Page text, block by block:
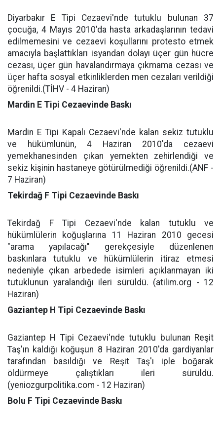
Diyarbakır E Tipi Cezaevi'nde tutuklu bulunan 37
çocuğa, 4 Mayıs 2010'da hasta arkadaşlarının tedavi
edilmemesini ve cezaevi koşullarını protesto etmek
amacıyla başlattıkları isyandan dolayı üçer gün hücre
cezası, üçer gün havalandırmaya çıkmama cezası ve
üçer hafta sosyal etkinliklerden men cezaları verildiği
öğrenildi.(TİHV - 4 Haziran)
Mardin E Tipi Cezaevinde Baskı
Mardin E Tipi Kapalı Cezaevi'nde kalan sekiz tutuklu
ve hükümlünün, 4 Haziran 2010'da cezaevi
yemekhanesinden çıkan yemekten zehirlendiği ve
sekiz kişinin hastaneye götürülmediği öğrenildi.(ANF -
7 Haziran)
Tekirdağ F Tipi Cezaevinde Baskı
Tekirdağ F Tipi Cezaevi'nde kalan tutuklu ve
hükümlülerin koğuşlarına 11 Haziran 2010 gecesi
"arama yapılacağı" gerekçesiyle düzenlenen
baskınlara tutuklu ve hükümlülerin itiraz etmesi
nedeniyle çıkan arbedede isimleri açıklanmayan iki
tutuklunun yaralandığı ileri sürüldü. (atilim.org - 12
Haziran)
Gaziantep H Tipi Cezaevinde Baskı
Gaziantep H Tipi Cezaevi'nde tutuklu bulunan Reşit
Taş'ın kaldığı koğuşun 8 Haziran 2010'da gardiyanlar
tarafından basıldığı ve Reşit Taş'ı iple boğarak
öldürmeye çalıştıkları ileri sürüldü.
(yeniozgurpolitika.com - 12 Haziran)
Bolu F Tipi Cezaevinde Baskı